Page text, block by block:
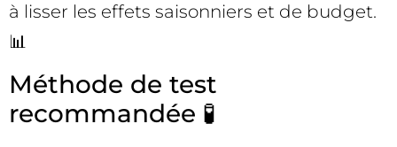
à lisser les effets saisonniers et de budget.
📊
Méthode de test
recommandée 🧪